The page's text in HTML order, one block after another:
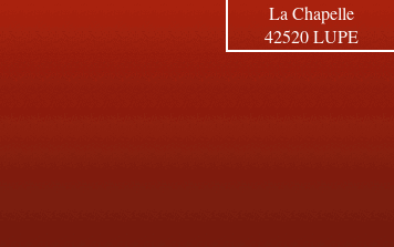
La Chapelle
42520 LUPE